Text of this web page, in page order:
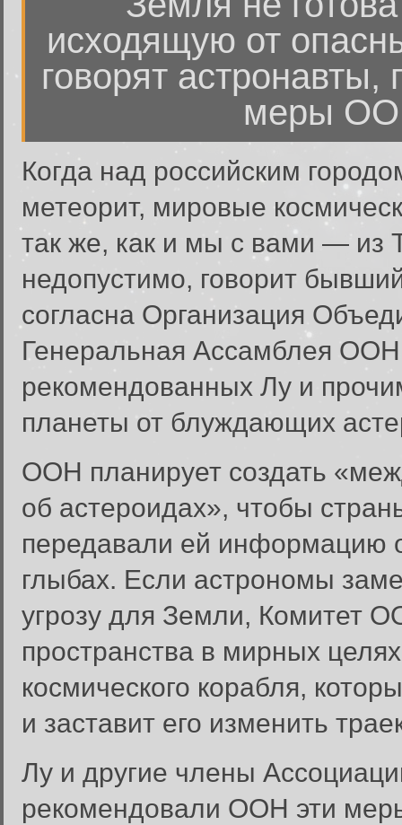
исходящую от
говорят
меры
Когда над российским
метеорит, мировые
так же, как и мы с вами — из
недопустимо, говорит
согласна Организация
Генеральная Ассамблея
рекомендованных Лу и
планеты от блуждающих
ООН планирует создать
об астероидах», чтобы
передавали ей информацию
глыбах. Если астрономы
угрозу для Земли, Комитет
пространства в мирных
космического корабля,
и заставит его изменить
Лу и другие члены
рекомендовали ООН эти